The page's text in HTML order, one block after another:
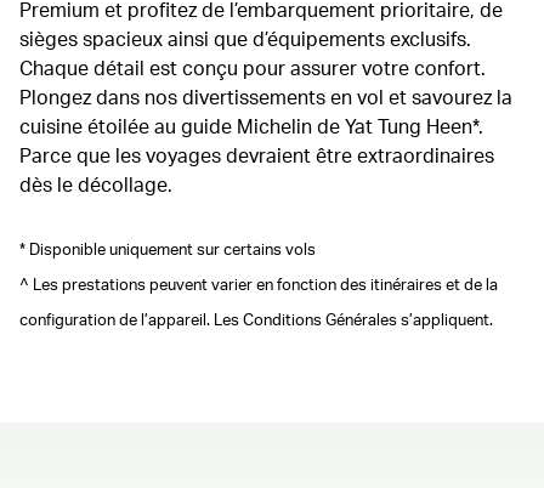
Premium et profitez de l’embarquement prioritaire, de
sièges spacieux ainsi que d’équipements exclusifs.
Chaque détail est conçu pour assurer votre confort.
Plongez dans nos divertissements en vol et savourez la
cuisine étoilée au guide Michelin de Yat Tung Heen*.
Parce que les voyages devraient être extraordinaires
dès le décollage.
* Disponible uniquement sur certains vols
^ Les prestations peuvent varier en fonction des itinéraires et de la
configuration de l’appareil. Les Conditions Générales s’appliquent.